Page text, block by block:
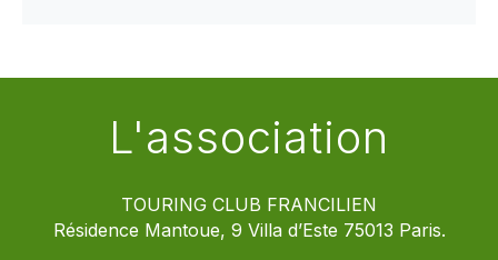
L'association
TOURING CLUB FRANCILIEN
Résidence Mantoue, 9 Villa d’Este 75013 Paris.